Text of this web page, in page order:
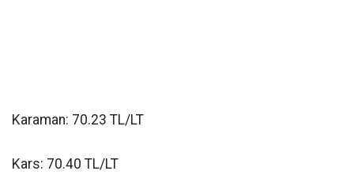
Karaman: 70.23 TL/LT
Kars: 70.40 TL/LT